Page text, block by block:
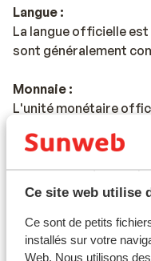
Ce site web utilise
Ce sont de petits
installés sur votre
Web. Nous utilisons
Langue :
La langue officielle est
sont généralement
Monnaie :
L'unité monétaire
invitons à prendre
commander que des
souvent accepté et il
plus de la
banques Turques